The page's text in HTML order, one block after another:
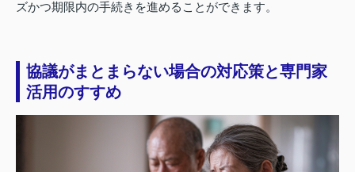
ズかつ期限内の手続きを進めることができます。
協議がまとまらない場合の対応策と専門家
活用のすすめ